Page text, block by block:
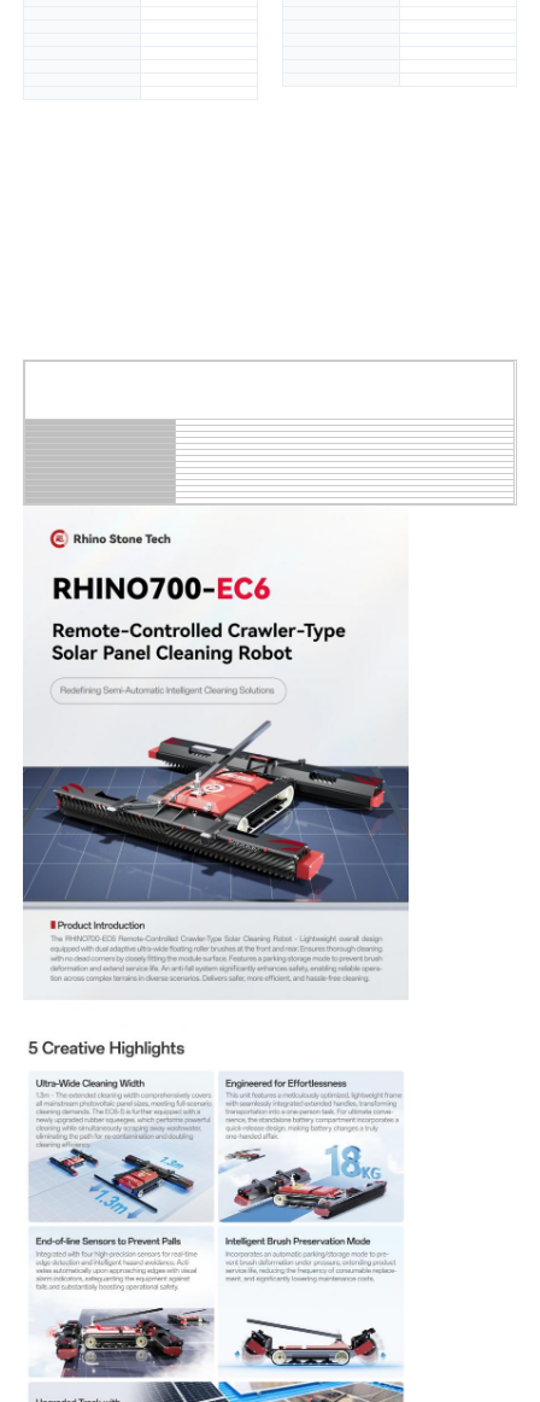
Thuis
Producten
Videos
Over ons
Fabrieksreis
Kwaliteitscontrole
Contacteer ons